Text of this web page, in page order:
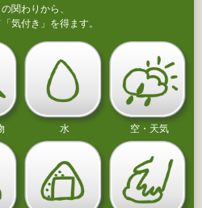
関わりから、
気付き」を得ます。
水 空・天気